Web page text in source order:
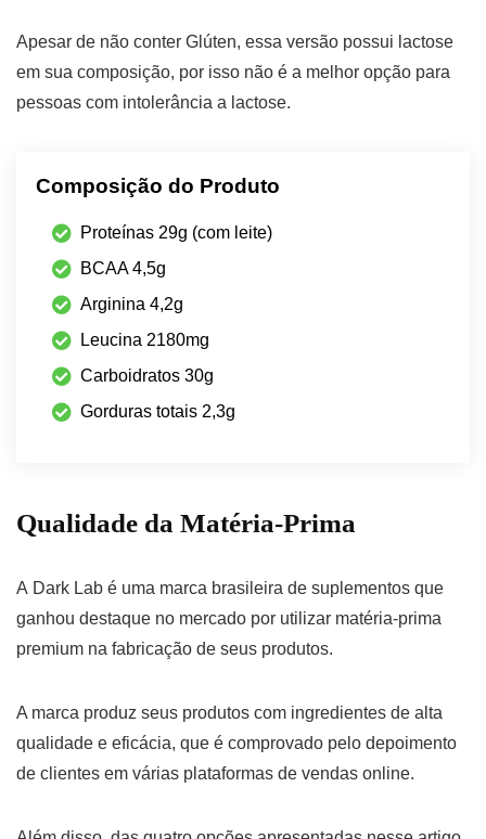
Apesar de não conter Glúten, essa versão possui lactose
em sua composição, por isso não é a melhor opção para
pessoas com intolerância a lactose.
Composição do Produto
Proteínas 29g (com leite)
BCAA 4,5g
Arginina 4,2g
Leucina 2180mg
Carboidratos 30g
Gorduras totais 2,3g
Qualidade da Matéria-Prima
A Dark Lab é uma marca brasileira de suplementos que
ganhou destaque no mercado por utilizar matéria-prima
premium na fabricação de seus produtos.
A marca produz seus produtos com ingredientes de alta
qualidade e eficácia, que é comprovado pelo depoimento
de clientes em várias plataformas de vendas online.